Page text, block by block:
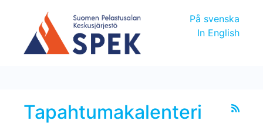
På svenska
In English
Tapahtumakalenteri